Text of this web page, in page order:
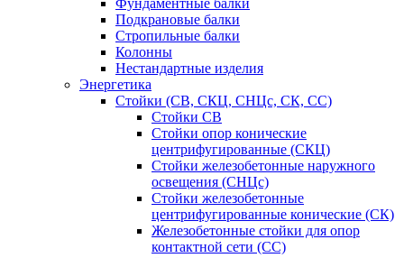
Фундаментные балки
Подкрановые балки
Стропильные балки
Колонны
Нестандартные изделия
Энергетика
Стойки (СВ, СКЦ, СНЦс, СК, СС)
Стойки СВ
Стойки опор конические
центрифугированные (СКЦ)
Стойки железобетонные наружного
освещения (СНЦс)
Стойки железобетонные
центрифугированные конические (СК)
Железобетонные стойки для опор
контактной сети (СС)